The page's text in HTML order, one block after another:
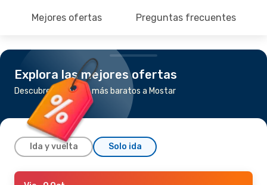
Mejores ofertas Preguntas frecuentes
Explora las mejores ofertas
Descubre los vuelos más baratos a Mostar
Ida y vuelta Solo ida